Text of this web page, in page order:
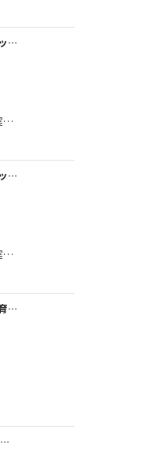
公益財団法人ヨネックススポーツ振興財団
。
公益財団法人ヨネックススポーツ振興財団
た。
公益財団法人松尾育英会
一般財団法人 篠原欣子記念財団 (海外留学奨学金グループ)